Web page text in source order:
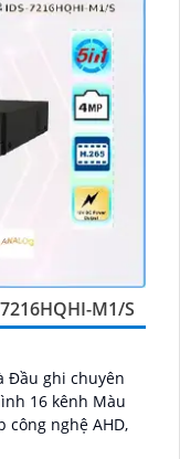
M1/S
Đầu ghi chuyên
16 kênh Màu